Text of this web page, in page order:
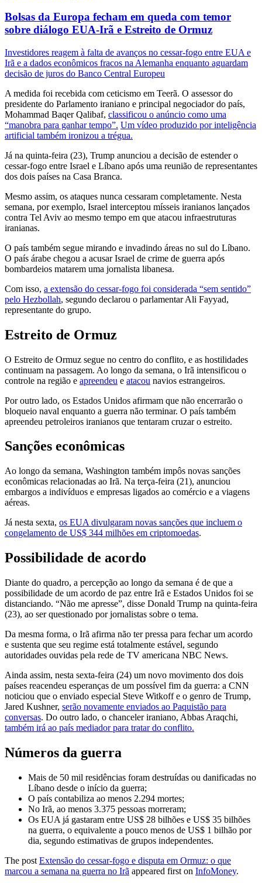
Bolsas da Europa fecham em queda com temor
sobre diálogo EUA-Irã e Estreito de Ormuz
Investidores reagem à falta de avanços no cessar-fogo entre EUA e
Irã e a dados econômicos fracos na Alemanha enquanto aguardam
decisão de juros do Banco Central Europeu
A medida foi recebida com ceticismo em Teerã. O assessor do
presidente do Parlamento iraniano e principal negociador do país,
Mohammad Baqer Qalibaf, classificou o anúncio como uma
“manobra para ganhar tempo”. Um vídeo produzido por inteligência
artificial também ironizou a trégua.
Já na quinta-feira (23), Trump anunciou a decisão de estender o
cessar-fogo entre Israel e Líbano após uma reunião de representantes
dos dois países na Casa Branca.
Mesmo assim, os ataques nunca cessaram completamente. Nesta
semana, por exemplo, Israel interceptou mísseis iranianos lançados
contra Tel Aviv ao mesmo tempo em que atacou infraestruturas
iranianas.
O país também segue mirando e invadindo áreas no sul do Líbano.
O país árabe chegou a acusar Israel de crime de guerra após
bombardeios matarem uma jornalista libanesa.
Com isso, a extensão do cessar-fogo foi considerada “sem sentido”
pelo Hezbollah, segundo declarou o parlamentar Ali Fayyad,
representante do grupo.
Estreito de Ormuz
O Estreito de Ormuz segue no centro do conflito, e as hostilidades
continuam na passagem. Ao longo da semana, o Irã intensificou o
controle na região e apreendeu e atacou navios estrangeiros.
Por outro lado, os Estados Unidos afirmam que não encerrarão o
bloqueio naval enquanto a guerra não terminar. O país também
apreendeu petroleiros iranianos que tentaram cruzar o estreito.
Sanções econômicas
Ao longo da semana, Washington também impôs novas sanções
econômicas relacionadas ao Irã. Na terça-feira (21), anunciou
embargos a indivíduos e empresas ligados ao comércio e a viagens
aéreas.
Já nesta sexta, os EUA divulgaram novas sanções que incluem o
congelamento de US$ 344 milhões em criptomoedas.
Possibilidade de acordo
Diante do quadro, a percepção ao longo da semana é de que a
possibilidade de um acordo de paz entre Irã e Estados Unidos foi se
distanciando. “Não me apresse”, disse Donald Trump na quinta-feira
(23), ao ser questionado por jornalistas sobre o tema.
Da mesma forma, o Irã afirma não ter pressa para fechar um acordo
e sustenta que seu regime está totalmente estável, segundo
autoridades ouvidas pela rede de TV americana NBC News.
Ainda assim, nesta sexta-feira (24) um novo movimento dos dois
países reacendeu esperanças de um possível fim da guerra: a CNN
noticiou que o enviado especial Steve Witkoff e o genro de Trump,
Jared Kushner, serão novamente enviados ao Paquistão para
conversas. Do outro lado, o chanceler iraniano, Abbas Araqchi,
também irá ao país mediador para tratar do conflito.
Números da guerra
Mais de 50 mil residências foram destruídas ou danificadas no
Líbano desde o início da guerra;
O país contabiliza ao menos 2.294 mortes;
No Irã, ao menos 3.375 pessoas morreram;
Os EUA já gastaram entre US$ 28 bilhões e US$ 35 bilhões
na guerra, o equivalente a pouco menos de US$ 1 bilhão por
dia, segundo estimativas de grupos independentes.
The post Extensão do cessar-fogo e disputa em Ormuz: o que
marcou a semana na guerra no Irã appeared first on InfoMoney.